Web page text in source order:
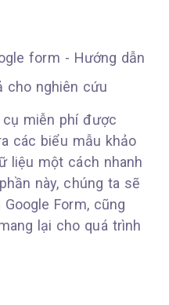
cụ miễn phí được
các biểu mẫu khảo
liệu một cách nhanh
này, chúng ta sẽ
Form, cũng
lại cho quá trình